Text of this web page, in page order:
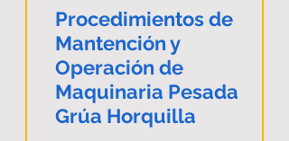
Procedimientos de
Mantención y
Operación de
Maquinaria Pesada
Grúa Horquilla